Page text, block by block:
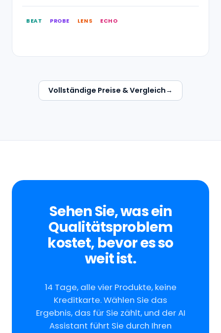
BEAT PROBE LENS ECHO
Vollständige Preise & Vergleich
Sehen Sie, was ein
Qualitätsproblem
kostet, bevor es so
weit ist.
14 Tage, alle vier Produkte, keine
Kreditkarte. Wählen Sie das
Ergebnis, das für Sie zählt, und der AI
Assistant führt Sie durch Ihren